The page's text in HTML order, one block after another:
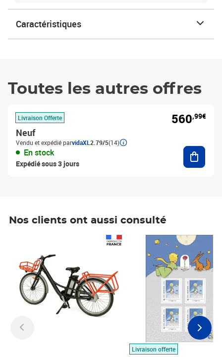
Caractéristiques
Toutes les autres offres
Livraison Offerte
Neuf
Vendu et expédié parvidaXL 2.79/5(14)
En stock
Expédié sous 3 jours
560,99€
Nos clients ont aussi consulté
Livraison offerte
Prix 7,50€